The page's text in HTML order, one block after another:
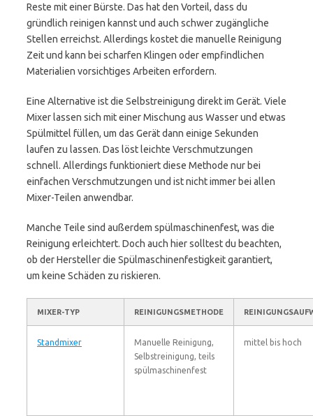
Reste mit einer Bürste. Das hat den Vorteil, dass du
gründlich reinigen kannst und auch schwer zugängliche
Stellen erreichst. Allerdings kostet die manuelle Reinigung
Zeit und kann bei scharfen Klingen oder empfindlichen
Materialien vorsichtiges Arbeiten erfordern.
Eine Alternative ist die Selbstreinigung direkt im Gerät. Viele
Mixer lassen sich mit einer Mischung aus Wasser und etwas
Spülmittel füllen, um das Gerät dann einige Sekunden
laufen zu lassen. Das löst leichte Verschmutzungen
schnell. Allerdings funktioniert diese Methode nur bei
einfachen Verschmutzungen und ist nicht immer bei allen
Mixer-Teilen anwendbar.
Manche Teile sind außerdem spülmaschinenfest, was die
Reinigung erleichtert. Doch auch hier solltest du beachten,
ob der Hersteller die Spülmaschinenfestigkeit garantiert,
um keine Schäden zu riskieren.
MIXER-TYP REINIGUNGSMETHODE
Standmixer
Manuelle Reinigung,
Selbstreinigung, teils
spülmaschinenfest
mittel bis hoch